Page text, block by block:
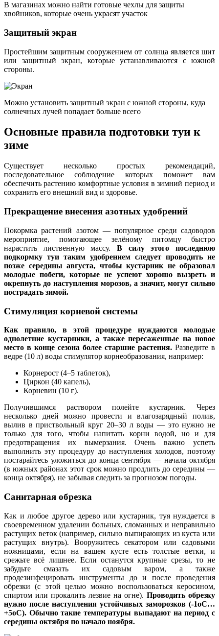
В магазинах можно найти готовые чехлы для защиты
хвойников, которые очень украсят участок
Защитный экран
Простейшим защитным сооружением от солнца является шит
или защитный экран, которые устанавливаются с южной
стороны.
Можно установить защитный экран с южной стороны, куда
солнечных лучей попадает больше всего
Основные правила подготовки туи к
зиме
Существует несколько простых рекомендаций,
последовательное соблюдение которых поможет вам
обеспечить растению комфортные условия в зимний период и
сохранить его внешний вид и здоровье.
Прекращение внесения азотных удобрений
Покормка растений азотом — популярное среди садоводов
мероприятие, помогающее зелёному питомцу быстро
нарастить лиственную массу. В силу этого последнюю
подкормку туи таким удобрением следует проводить не
позже середины августа, чтобы кустарник не образовал
молодые побеги, которые не успеют хорошо вызреть и
окрепнуть до наступления морозов, а значит, могут сильно
пострадать зимой.
Стимуляция корневой системы
Как правило, в этой процедуре нуждаются молодые
однолетние кустарники, а также пересаженные на новое
место в конце сезона более старшие растения. Разведите в
ведре (10 л) воды стимулятор корнеобразования, например:
Корнерост (4–5 таблеток),
Циркон (40 капель),
Корневин (10 г).
Получившимся раствором полейте кустарник. Через
несколько дней можно провести и влагозарядный полив,
вылив в приствольный круг 20–30 л воды — это нужно не
только для того, чтобы напитать корни водой, но и для
предотвращения их вымерзания. Очень важно успеть
выполнить эту процедуру до наступления холодов, поэтому
постарайтесь уложиться до конца сентября — начала октября
(в южных районах этот срок можно продлить до середины —
конца октября), не забывая следить за прогнозом погоды.
Санитарная обрезка
Как и любое другое дерево или кустарник, туя нуждается в
своевременном удалении больных, сломанных и неправильно
растущих веток (например, сильно выпирающих из куста или
растущих внутрь). Вооружитесь секатором или садовыми
ножницами, если на вашем кусте есть толстые ветки, и
срежьте всё лишнее. Если останутся крупные срезы, то не
забудьте смазать их садовым варом, а также
продезинфецировать инструменты до и после проведения
обрезки (с этой целью можно воспользоваться керосином,
спиртом или прокалить лезвие на огне). Проводить обрезку
нужно после наступления устойчивых заморозков (-1оС…
+5оС). Обычно такие температуры выпадают на период с
середины октября по начало ноября.